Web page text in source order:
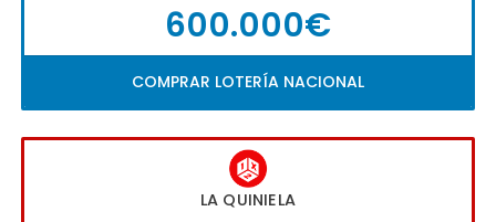
600.000€
COMPRAR LOTERÍA NACIONAL
LA QUINIELA